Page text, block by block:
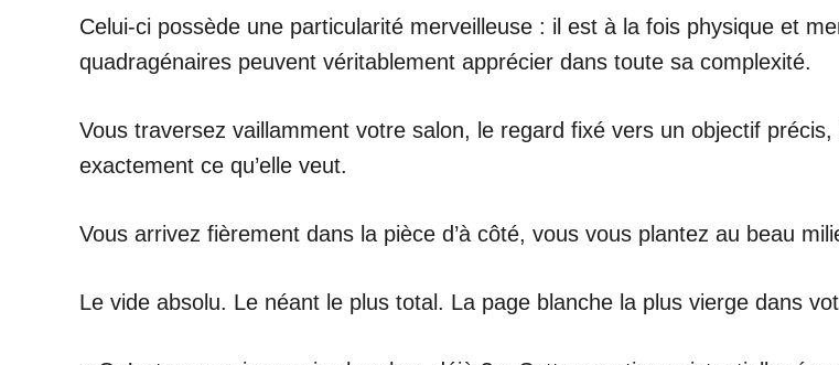
Celui-ci possède une particularité merveilleuse : il est à la fois physique et
quadragénaires peuvent véritablement apprécier dans toute sa complexité.
Vous traversez vaillamment votre salon, le regard fixé vers un objectif
exactement ce qu’elle veut.
Vous arrivez fièrement dans la pièce d’à côté, vous vous plantez au beau
Le vide absolu. Le néant le plus total. La page blanche la plus vierge dans